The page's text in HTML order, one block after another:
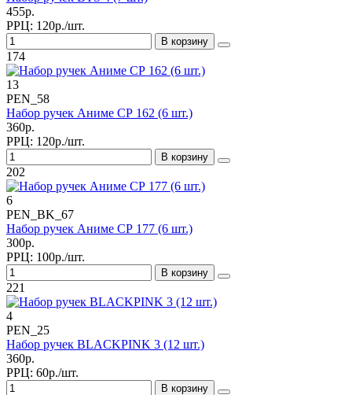
455р.
РРЦ: 120р./шт.
В корзину
174
13
PEN_58
Набор ручек Аниме СР 162 (6 шт.)
360р.
РРЦ: 120р./шт.
В корзину
202
6
PEN_BK_67
Набор ручек Аниме СР 177 (6 шт.)
300р.
РРЦ: 100р./шт.
В корзину
221
4
PEN_25
Набор ручек BLACKPINK 3 (12 шт.)
360р.
РРЦ: 60р./шт.
В корзину